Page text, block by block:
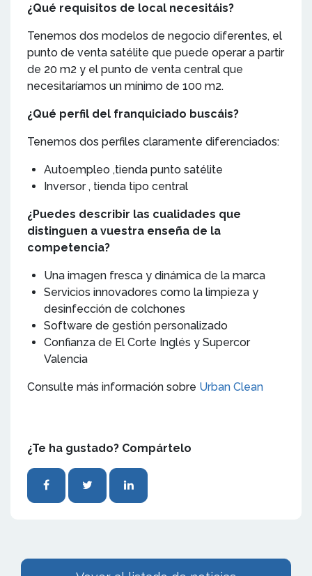
¿Qué requisitos de local necesitáis?
Tenemos dos modelos de negocio diferentes, el
punto de venta satélite que puede operar a partir
de 20 m2 y el punto de venta central que
necesitaríamos un mínimo de 100 m2.
¿Qué perfil del franquiciado buscáis?
Tenemos dos perfiles claramente diferenciados:
Autoempleo ,tienda punto satélite
Inversor , tienda tipo central
¿Puedes describir las cualidades que
distinguen a vuestra enseña de la
competencia?
Una imagen fresca y dinámica de la marca
Servicios innovadores como la limpieza y
desinfección de colchones
Software de gestión personalizado
Confianza de El Corte Inglés y Supercor
Valencia
Consulte más información sobre Urban Clean
¿Te ha gustado? Compártelo